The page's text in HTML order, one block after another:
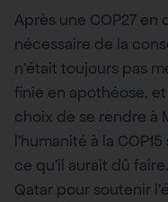
Après une COP27
nécessaire de la
n’était toujours pas
finie en apothéose,
choix de se rendre à
l’humanité à la
ce qu’il aurait dû
Qatar pour soutenir